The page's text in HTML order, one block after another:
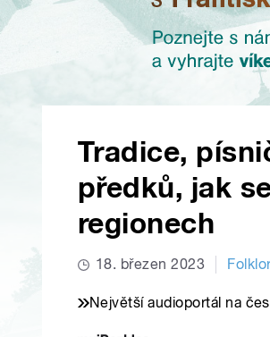
Tradice,
předků, jak
regionech
18. březen 2023
Největší audioportál na